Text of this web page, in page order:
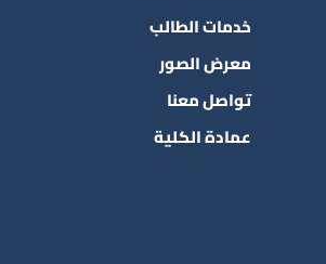
خدمات الطالب
معرض الصور
تواصل معنا
عمادة الكلية